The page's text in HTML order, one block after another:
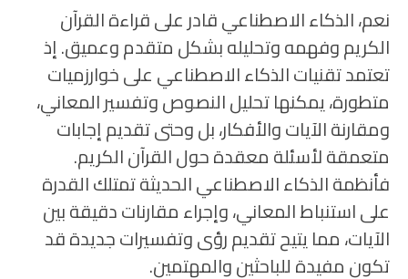
نعم، الذكاء الاصطناعي قادر على قراءة القرآن
الكريم وفهمه وتحليله بشكل متقدم وعميق. إذ
تعتمد تقنيات الذكاء الاصطناعي على خوارزميات
متطورة، يمكنها تحليل النصوص وتفسير المعاني،
ومقارنة الآيات والأفكار، بل وحتى تقديم إجابات
متعمقة لأسئلة معقدة حول القرآن الكريم.
فأنظمة الذكاء الاصطناعي الحديثة تمتلك القدرة
على استنباط المعاني، وإجراء مقارنات دقيقة بين
الآيات، مما يتيح تقديم رؤى وتفسيرات جديدة قد
تكون مفيدة للباحثين والمهتمين.